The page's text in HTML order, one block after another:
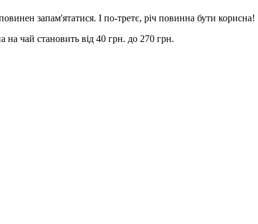
запам'ятатися. І по-третє, річ повинна бути корисна!
на чай становить від 40 грн. до 270 грн.